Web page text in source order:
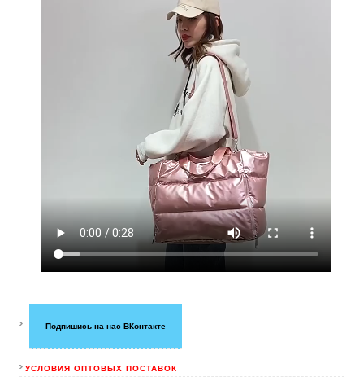
Подпишись на нас ВКонтакте
УСЛОВИЯ ОПТОВЫХ ПОСТАВОК